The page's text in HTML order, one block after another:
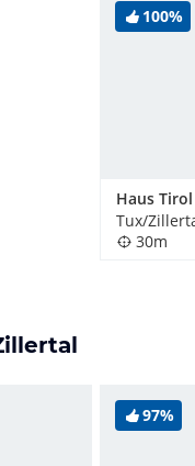
100%
Haus Tirol
Tux/
30m
97%